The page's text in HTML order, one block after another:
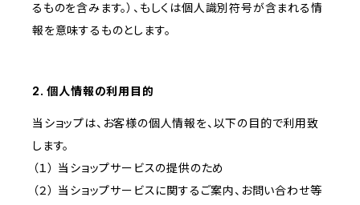
るものを含みます。）、もしくは個人識別符号が含まれる情
報を意味するものとします。
2. 個人情報の利用目的
当ショップは、お客様の個人情報を、以下の目的で利用致
します。
（１） 当ショップサービスの提供のため
（２） 当ショップサービスに関するご案内、お問い合わせ等